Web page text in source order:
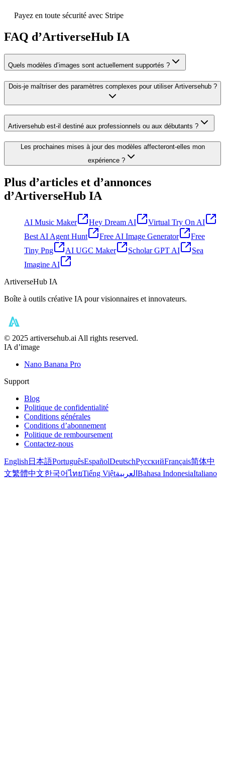
Payez en toute sécurité avec Stripe
FAQ d’ArtiverseHub IA
Quels modèles d’images sont actuellement supportés ?
Dois-je maîtriser des paramètres complexes pour utiliser Artiversehub ?
Artiversehub est-il destiné aux professionnels ou aux débutants ?
Les prochaines mises à jour des modèles affecteront-elles mon
expérience ?
Plus d’articles et d’annonces
d’ArtiverseHub IA
AI Music Maker Hey Dream AI
Virtual Try On AI
Best AI Agent Hunt
Free AI Image Generator
Free
Tiny Png
AI UGC Maker Scholar GPT AI
Sea
Imagine AI
ArtiverseHub IA
Boîte à outils créative IA pour visionnaires et innovateurs.
©️ 2025 artiversehub.ai All rights reserved.
IA d’image
Nano Banana Pro
Support
Blog
Politique de confidentialité
Conditions générales
Conditions d’abonnement
Politique de remboursement
Contactez-nous
English 日本語PortuguêsEspañolDeutschРусскийFrançais简体中
文繁體中文한국어ไทยTiếng Việtالعربية Bahasa IndonesiaItaliano